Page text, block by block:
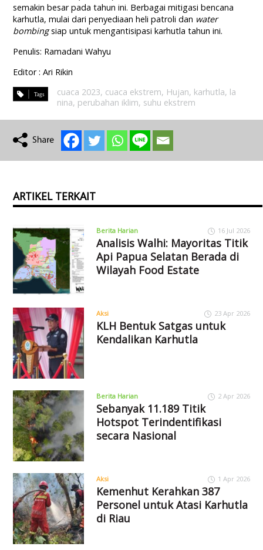
semakin besar pada tahun ini. Berbagai mitigasi bencana
karhutla, mulai dari penyediaan heli patroli dan water
bombingsiap untuk mengantisipasi karhutla tahun ini.
Penulis: Ramadani Wahyu
Editor : Ari Rikin
cuaca 2023, cuaca ekstrem, Hujan, karhutla, la
nina, perubahan iklim, suhu ekstrem
ARTIKEL TERKAIT
Berita Harian 16 Jul 2026
Analisis Walhi: Mayoritas Titik
Api Papua Selatan Berada di
Wilayah Food Estate
Aksi 23 Apr 2026
KLH Bentuk Satgas untuk
Kendalikan Karhutla
Berita Harian 2 Apr 2026
Sebanyak 11.189 Titik
Hotspot Terindentifikasi
secara Nasional
Aksi 1 Apr 2026
Kemenhut Kerahkan 387
Personel untuk Atasi Karhutla
di Riau